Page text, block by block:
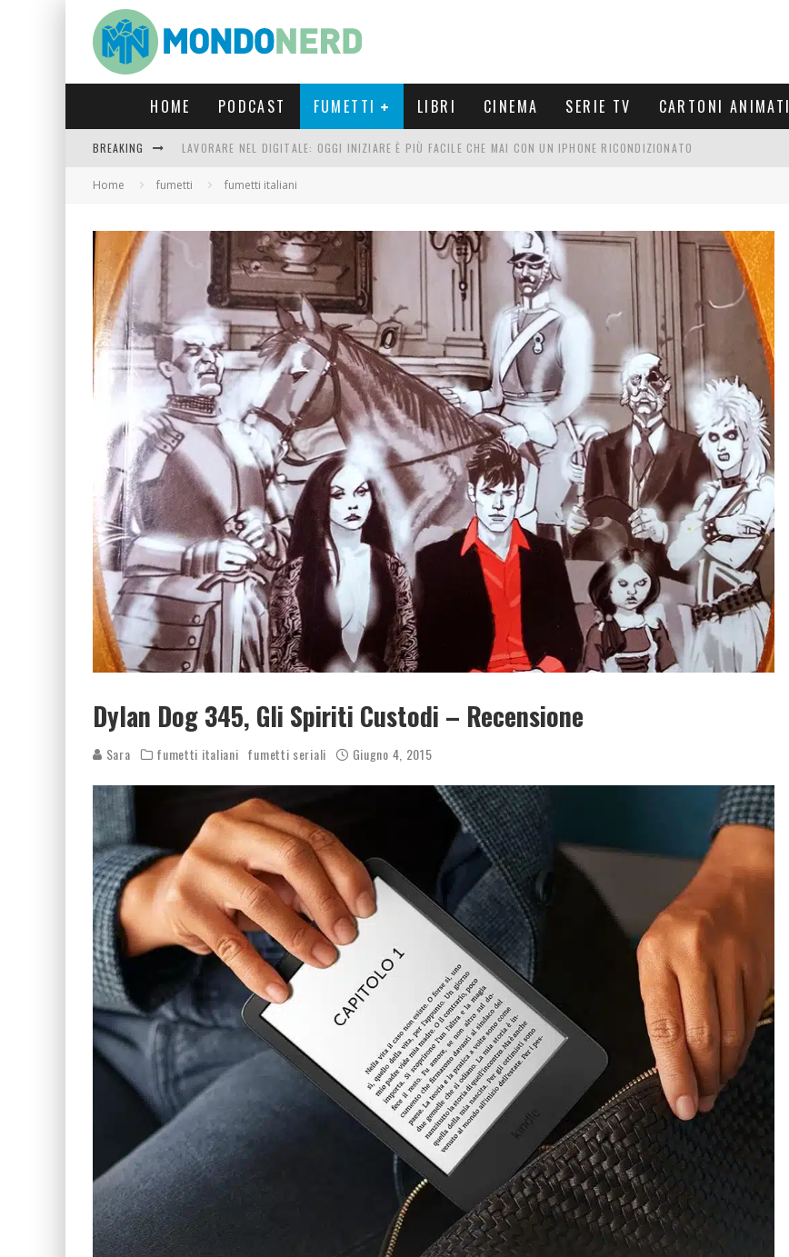
HOME PODCAST FUMETTI LIBRI CINEMA SERIE TV CARTONI ANIMATI
BREAKING LAVORARE NEL DIGITALE: OGGI INIZIARE È PIÙ FACILE CHE MAI CON UN IPHONE RICONDIZIONATO
FORTNITE CAPITOLO 5 STAGIONE 2: TUTTE LE NUOVE ARMI MIGLIORI DA PROVARE
CRONOS VERONA: L’ESCAPE ROOM CHE OFFRE UN'ESPERIENZA CINEMATOGRAFICA
Home fumetti fumetti italiani
Dylan Dog 345, Gli Spiriti Custodi – Recensione
Sara fumetti italiani fumetti seriali Giugno 4, 2015